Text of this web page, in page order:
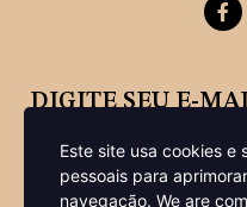
DIGITE SEU E-
Este site usa cookies e
pessoais para
navegação. We are